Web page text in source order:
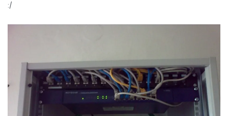
:/